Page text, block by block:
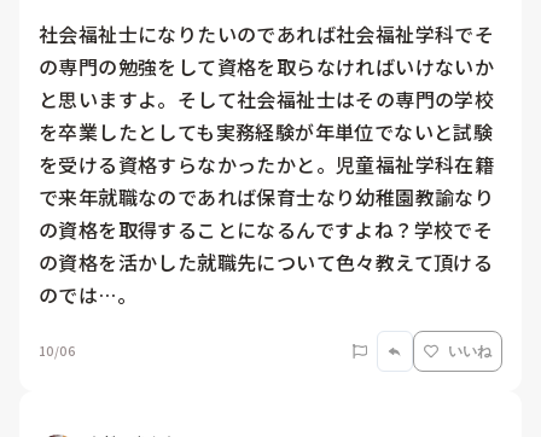
社会福祉士になりたいのであれば社会福祉学科でそ
の専門の勉強をして資格を取らなければいけないか
と思いますよ。そして社会福祉士はその専門の学校
を卒業したとしても実務経験が年単位でないと試験
を受ける資格すらなかったかと。児童福祉学科在籍
で来年就職なのであれば保育士なり幼稚園教諭なり
の資格を取得することになるんですよね？学校でそ
の資格を活かした就職先について色々教えて頂ける
のでは…。
10/06 いいね